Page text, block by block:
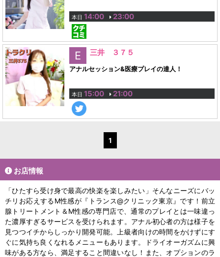
本日 14:00 23:00
E 三井 ３７５
アナルセッション&医療プレイの達人！
本日 15:00 21:00
1
お店情報
「ひたすら受け身で最高の快楽を楽しみたい」そんなニーズにバッ
チリお応えするM性感が『トランス@クリニック東京』です！前立
腺トリートメント＆M性感の専門店で、通常のプレイとは一味違っ
た濃厚すぎるサービスを受けられます。アナル初心者の方は様子を
見つつイチからしっかり開発可能。上級者向けの時間をかけずにす
ぐに気持ち良くなれるメニューもあります。ドライオーガズムに興
味がある方なら、満足すること間違いなし！また、オプションのラ